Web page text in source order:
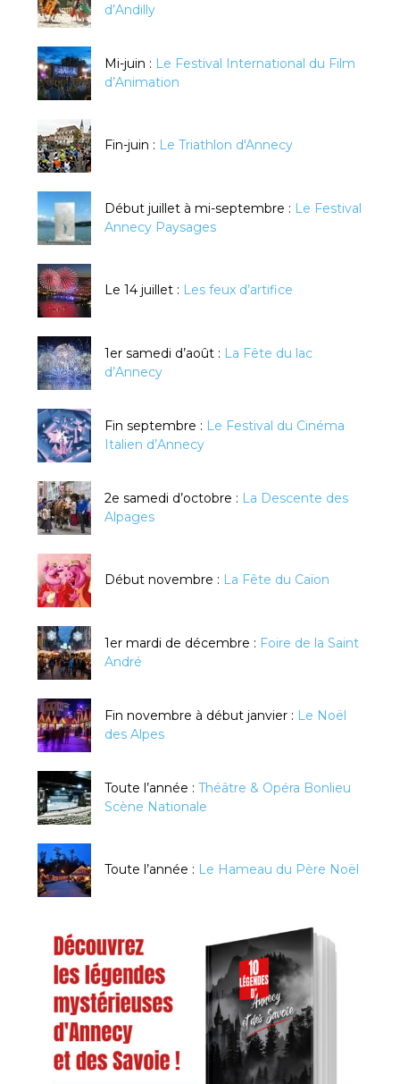
d’Andilly
Mi-juin : Le Festival International du Film
d’Animation
Fin-juin : Le Triathlon d'Annecy
Début juillet à mi-septembre : Le Festival
Annecy Paysages
Le 14 juillet : Les feux d’artifice
1er samedi d’août : La Fête du lac
d’Annecy
Fin septembre : Le Festival du Cinéma
Italien d’Annecy
2e samedi d’octobre : La Descente des
Alpages
Début novembre : La Fête du Caïon
1er mardi de décembre : Foire de la Saint
André
Fin novembre à début janvier : Le Noël
des Alpes
Toute l’année : Théâtre & Opéra Bonlieu
Scène Nationale
Toute l’année : Le Hameau du Père Noël